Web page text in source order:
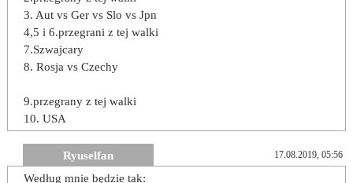
3. Aut vs Ger vs Slo vs Jpn
4,5 i 6.przegrani z tej walki
7.Szwajcary
8. Rosja vs Czechy
9.przegrany z tej walki
10. USA
Ryuselfan 17.08.2019, 05:56
Według mnie będzie tak: